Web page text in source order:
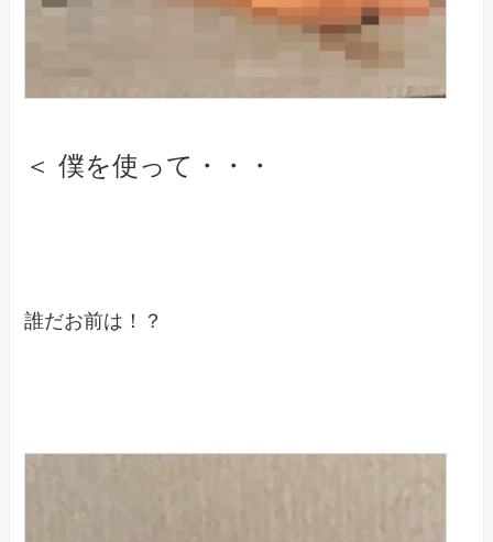
＜ 僕を使って・・・
誰だお前は！？